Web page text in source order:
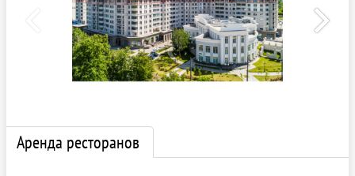
Аренда ресторанов